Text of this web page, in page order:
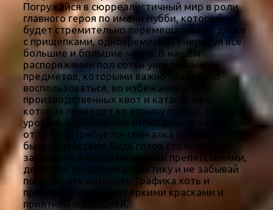
Погружайся в сюрреалистичный мир в роли
главного героя по имени Нубби, который
будет стремительно перемещаться по доске
с прищепками, одновременно генерируя все
большие и большие числа. В нашем
распоряжении пол сотни уникальных
предметов, которыми важно правильно
воспользоваться, во избежание роста
производственных квот и катастрофы,
которая приведет ко взрыву солнца. Каждый
уровень – уникальное испытание, и на каждом
от тебя потребуется смекалка и навык
быстродействия. Будь готов столкнуться с
загадками и всевозможными препятствиями,
действуй продумывая тактику и не забывай
подключать хитрость. Графика хоть и
простая, но порадует яркими красками и
приятной анимацией.